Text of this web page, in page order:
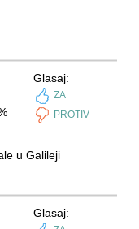
Glasaj:
ZA
PROTIV
u Galileji
Glasaj: